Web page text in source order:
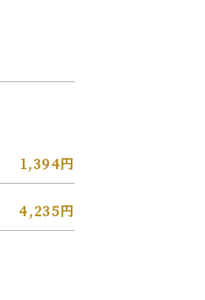
1,394円
4,235円